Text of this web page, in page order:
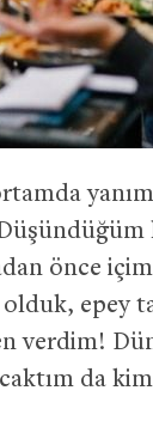
önce
olduk, epey
verdim!
da